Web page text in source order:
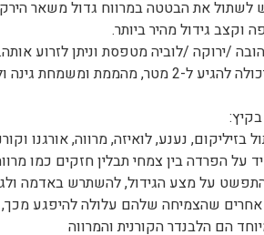
את הבטטה במרווח גדול משאר
וקצב גידול מהיר ביותר.
/ירוקה /לוביה מטפסת וניתן לזרוע אותה.
מטר, מהממת ומשמחת גינה ולב
בזיליקום, נענע, לואיזה, מרווה, אורגנו
על הפרדה בין צמחי תבלין חזקים כמו
על מצע הגידול, להשתרש באדמה
אחרים שהצמיחה שלהם עלולה להיפגע
הם הלבנדר הקורנית והמרווה